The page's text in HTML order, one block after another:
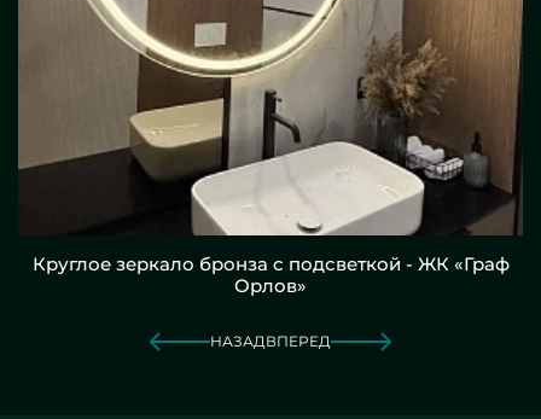
Круглое зеркало бронза с подсветкой - ЖК «Граф
Орлов»
НАЗАДВПЕРЕД